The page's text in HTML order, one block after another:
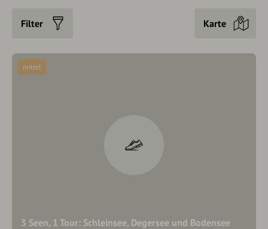
Filter Karte
3 Seen, 1 Tour: Schleinsee, Degersee und Bodensee
mittel